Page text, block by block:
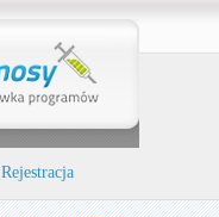
Rejestracja